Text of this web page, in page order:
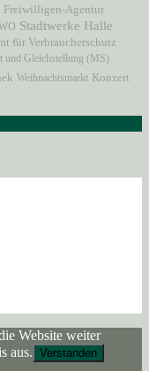
Freiwilligen-Agentur
Stadtwerke Halle
für Verbraucherschutz
und Gleichstellung (MS)
Weihnachtsmarkt Konzert
Website weiter
aus. Verstanden